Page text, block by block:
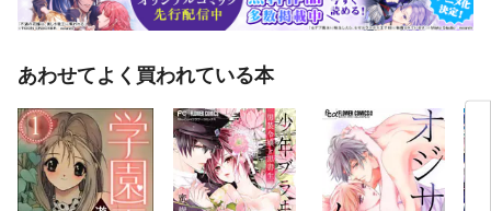
あわせてよく買われている本